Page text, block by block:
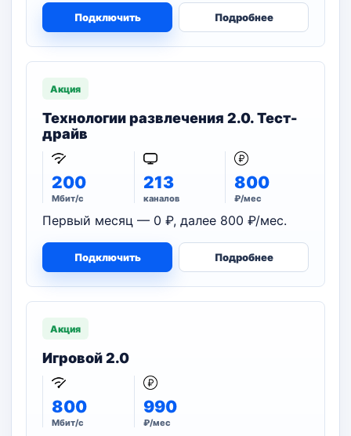
Подключить Подробнее
Акция
Технологии развлечения 2.0. Тест-
драйв
200
Мбит/с
213
каналов
800
₽/мес
Первый месяц — 0 ₽, далее 800 ₽/мес.
Подключить Подробнее
Акция
Игровой 2.0
800
Мбит/с
990
₽/мес